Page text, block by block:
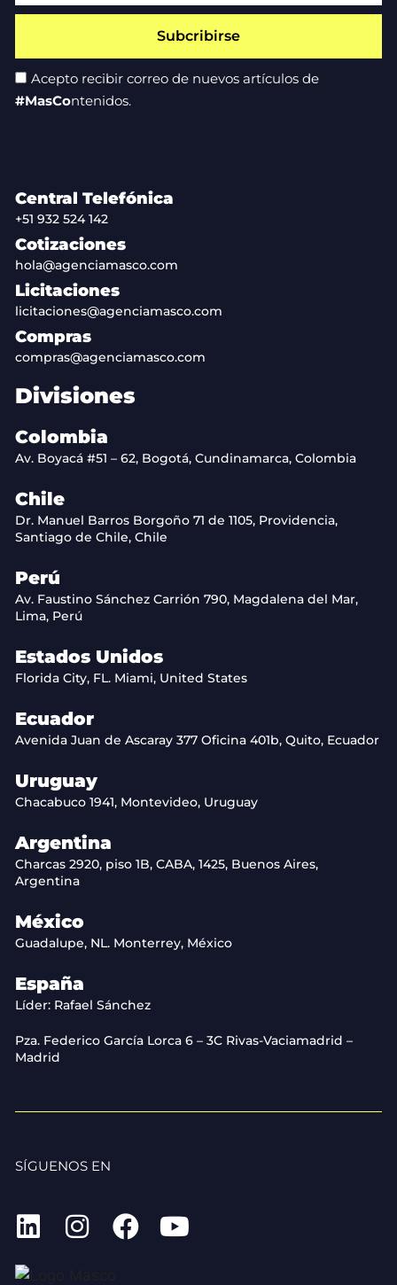
Acepto recibir correo de nuevos artículos de
#MasContenidos.
Subcribirse
Central Telefónica
+51 932 524 142
Cotizaciones
hola@agenciamasco.com
Licitaciones
licitaciones@agenciamasco.com
Compras
compras@agenciamasco.com
Divisiones
Colombia
Av. Boyacá #51 – 62, Bogotá, Cundinamarca, Colombia
Chile
Dr. Manuel Barros Borgoño 71 de 1105, Providencia,
Santiago de Chile, Chile
Perú
Av. Faustino Sánchez Carrión 790, Magdalena del Mar,
Lima, Perú
Estados Unidos
Florida City, FL. Miami, United States
Ecuador
Avenida Juan de Ascaray 377 Oficina 401b, Quito, Ecuador
Uruguay
Chacabuco 1941, Montevideo, Uruguay
Argentina
Charcas 2920, piso 1B, CABA, 1425, Buenos Aires,
Argentina
México
Guadalupe, NL. Monterrey, México
España
Líder: Rafael Sánchez
Pza. Federico García Lorca 6 – 3C Rivas-Vaciamadrid –
Madrid
SÍGUENOS EN